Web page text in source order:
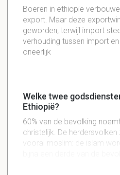
Boeren in ethiopie
export. Maar deze
geworden, terwijl import
verhouding tussen import
oneerlijk
Welke twee
Ethiopië?
60% van de bevolking
christelijk. De
vooral moslim: de islam